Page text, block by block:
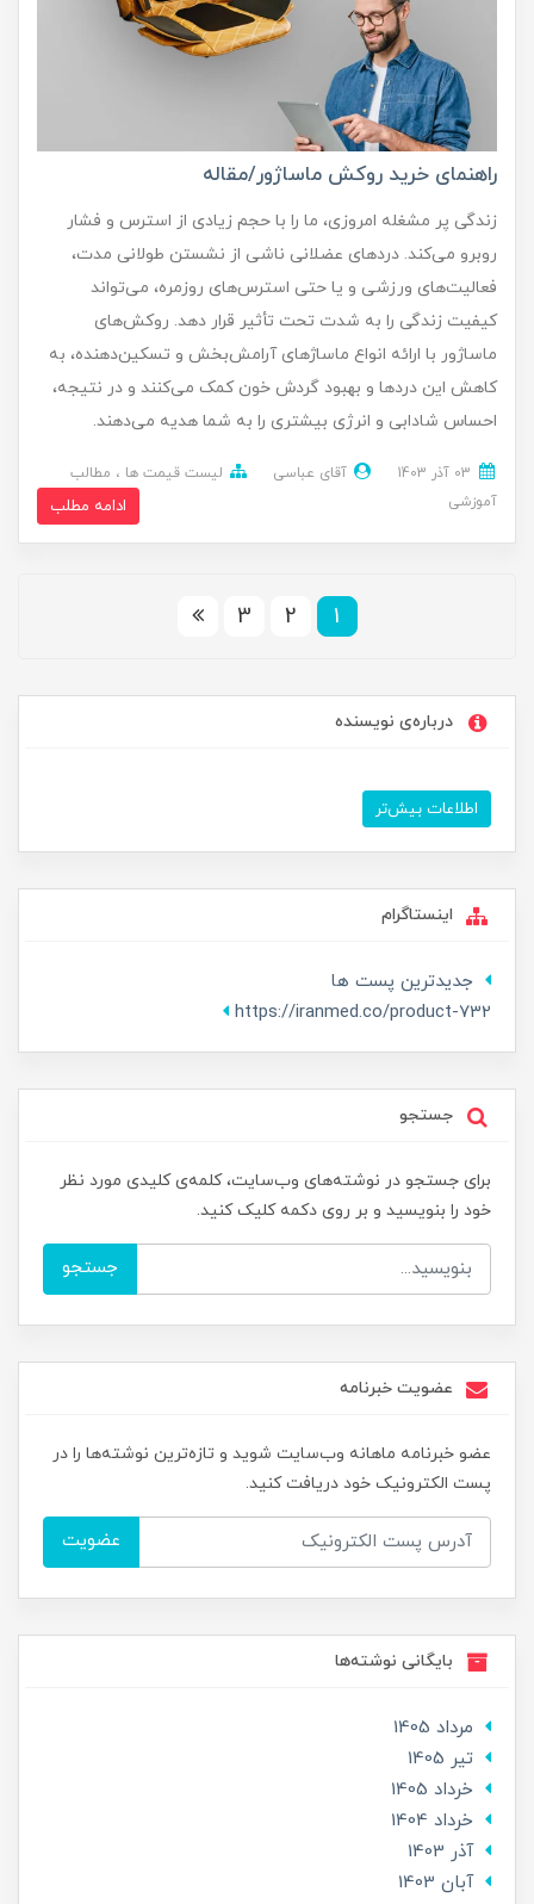
راهنمای خرید روکش ماساژور/مقاله
زندگی پر مشغله امروزی، ما را با حجم زیادی از استرس و فشار
روبرو می‌کند. دردهای عضلانی ناشی از نشستن طولانی مدت،
فعالیت‌های ورزشی و یا حتی استرس‌های روزمره، می‌تواند
کیفیت زندگی را به شدت تحت تأثیر قرار دهد. روکش‌های
ماساژور با ارائه انواع ماساژهای آرامش‌بخش و تسکین‌دهنده، به
کاهش این دردها و بهبود گردش خون کمک می‌کنند و در نتیجه،
احساس شادابی و انرژی بیشتری را به شما هدیه می‌دهند.
آقای عباسی لیست قیمت ها
مطالب
آموزشی
ادامه مطلب
1
2
3
درباره‌ی نویسنده
اطلاعات بیش‌تر
اینستاگرام
جدیدترین پست ها
https://iranmed.co/product-732
جستجو
برای جستجو در نوشته‌های وب‌سایت، کلمه‌ی کلیدی مورد نظر
خود را بنویسید و بر روی دکمه کلیک کنید.
جستجو
عضویت خبرنامه
عضو خبرنامه ماهانه وب‌سایت شوید و تازه‌ترین نوشته‌ها را در
پست الکترونیک خود دریافت کنید.
عضویت
بایگانی نوشته‌ها
مرداد 1405
تير 1405
خرداد 1405
خرداد 1404
آذر 1403
آبان 1403